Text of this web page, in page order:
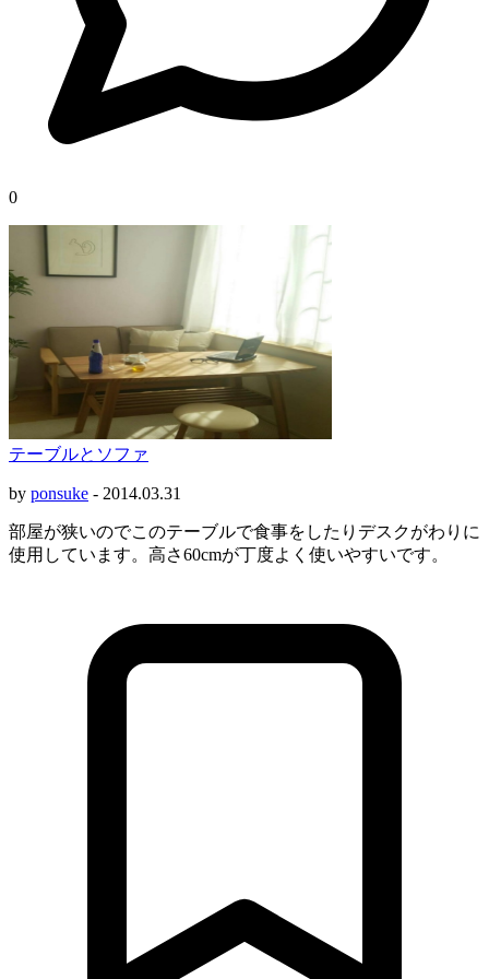
0
テーブルとソファ
by ponsuke - 2014.03.31
部屋が狭いのでこのテーブルで食事をしたりデスクがわりに
使用しています。高さ60cmが丁度よく使いやすいです。